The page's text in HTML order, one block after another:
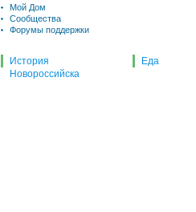
Мой Дом
Сообщества
Форумы поддержки
История
Новороссийска
Еда